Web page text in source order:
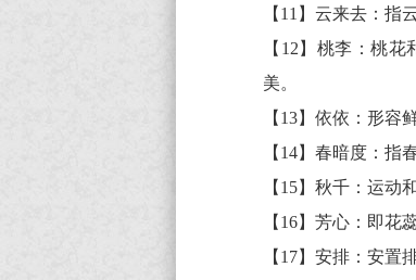
【11】云来去：指
【12】桃李：桃
美。
【13】依依：形容
【14】春暗度：指
【15】秋千：运动
【16】芳心：即花
【17】安排：安置